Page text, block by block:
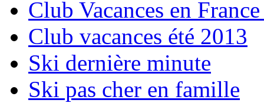
Club Vacances en
Club vacances été 2013
Ski dernière minute
Ski pas cher en famille